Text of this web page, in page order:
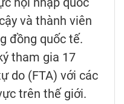
và thành viên
đồng quốc tế.
tham gia 17
do (FTA) với các
trên thế giới.